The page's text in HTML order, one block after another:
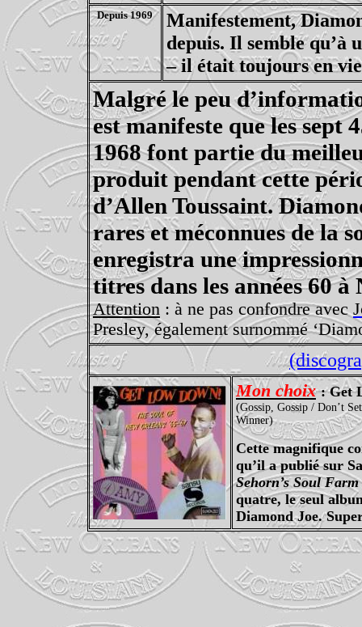
Depuis 1969
Manifestement,
depuis. Il semble qu’à
– il était toujours en
Malgré le peu
est manifeste que les sept
1968 font partie du
produit pendant cette
d’Allen Toussaint.
rares et méconnues de la
enregistra une
titres dans les années 60 à
Attention: à ne pas confondre avec
Presley, également surnommé
Mon choix : Get
(Gossip, Gossip / Don’t
Winner)
Cette magnifique
qu’il a publié sur
Sehorn’s Soul
quatre, le seul
Diamond Joe.